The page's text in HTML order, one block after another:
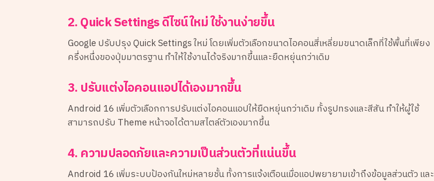
2. Quick Settings ดีไซน์ใหม่ ใช้งานง่ายขึ้น
Google ปรับปรุง Quick Settings ใหม่ โดยเพิ่มตัวเลือกขนาดไอคอนสี่เหลี่ยมขนาดเล็กที่ใช้พื้นที่เพียง
ครึ่งหนึ่งของปุ่มมาตรฐาน ทำให้ใช้งานได้จริงมากขึ้นและยืดหยุ่นกว่าเดิม
3. ปรับแต่งไอคอนแอปได้เองมากขึ้น
Android 16 เพิ่มตัวเลือกการปรับแต่งไอคอนแอปให้ยืดหยุ่นกว่าเดิม ทั้งรูปทรงและสีสัน ทำให้ผู้ใช้
สามารถปรับ Theme หน้าจอได้ตามสไตล์ตัวเองมากขึ้น
4. ความปลอดภัยและความเป็นส่วนตัวที่แน่นขึ้น
Android 16 เพิ่มระบบป้องกันใหม่หลายชั้น ทั้งการแจ้งเตือนเมื่อแอปพยายามเข้าถึงข้อมูลส่วนตัว และ